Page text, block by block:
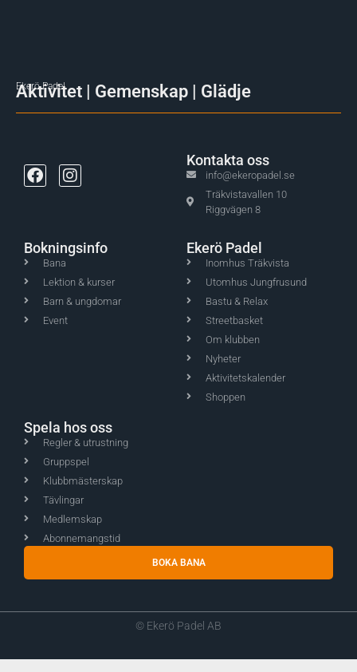
Ekerö Padel
Aktivitet | Gemenskap | Glädje
Kontakta oss
info@ekeropadel.se
Träkvistavallen 10
Riggvägen 8
Bokningsinfo
Bana
Lektion & kurser
Barn & ungdomar
Event
Ekerö Padel
Inomhus Träkvista
Utomhus Jungfrusund
Bastu & Relax
Streetbasket
Om klubben
Nyheter
Aktivitetskalender
Shoppen
Spela hos oss
Regler & utrustning
Gruppspel
Klubbmästerskap
Tävlingar
Medlemskap
Abonnemangstid
BOKA BANA
© Ekerö Padel AB